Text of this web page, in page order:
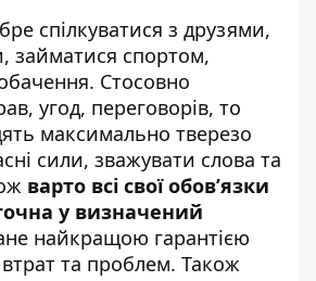
спілкуватися з друзями,
займатися спортом,
Стосовно
угод, переговорів, то
максимально тверезо
сили, зважувати слова та
варто всі свої обов’язки
у визначений
найкращою гарантією
та проблем. Також